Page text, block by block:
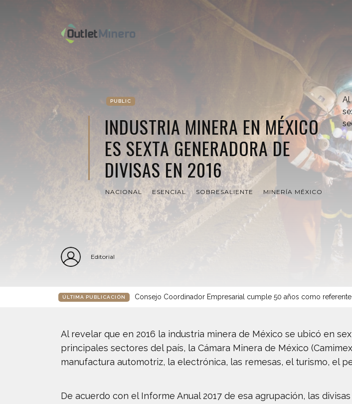
PUBLIC
INDUSTRIA MINERA EN MÉXICO
ES SEXTA GENERADORA DE
DIVISAS EN 2016
NACIONAL ESENCIAL SOBRESALIENTE MINERÍA MÉXICO
Al
Editorial
ÚLTIMA PUBLICACIÓN Consejo Coordinador Empresarial cumple 50 años como
Al revelar que en 2016 la industria minera de México se ubicó en
principales sectores del país, la Cámara Minera de México
manufactura automotriz, la electrónica, las remesas, el turismo, el
De acuerdo con el Informe Anual 2017 de esa agrupación, las